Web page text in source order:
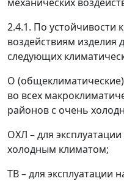
2.4.1. По устойчивости
воздействиям изделия
следующих
О (общеклиматические)
во всех
районов с очень
ОХЛ –для
холодным климатом;
ТВ–для эксплуатации